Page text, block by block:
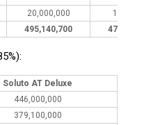
20,000,000
495,140,700
Soluto AT Deluxe
446,000,000
379,100,000